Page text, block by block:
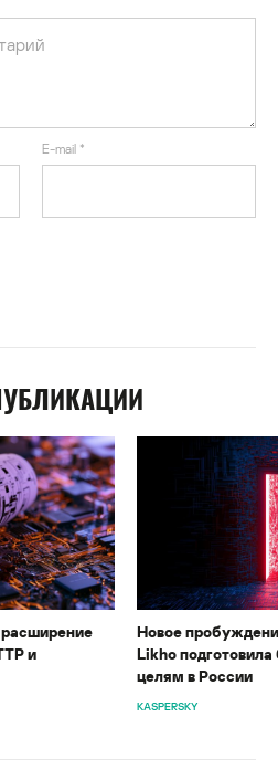
E-mail *
и
Новое
Likho
целям в России
KASPERSKY